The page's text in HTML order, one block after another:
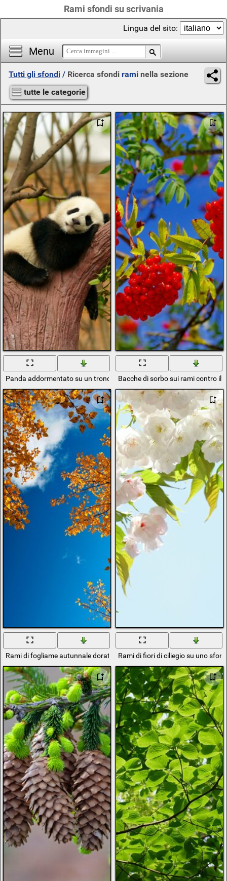
Rami sfondi su scrivania
Menu
Lingua del sito:
Tutti gli sfondi / Ricerca sfondi rami nella sezione
tutte le categorie
Panda addormentato su un tronco d'albero circondato da rami e
Bacche di sorbo sui rami contro il
Rami di fogliame autunnale dorato Rami di fiori di ciliegio su uno